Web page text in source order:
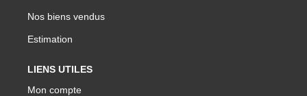
Nos biens vendus
Estimation
LIENS UTILES
Mon compte